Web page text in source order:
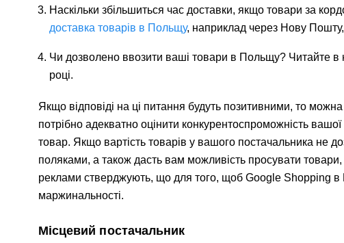
Наскільки збільшиться час доставки, якщо товари за
доставка товарів в Польщу, наприклад через Нову Пошту,
Чи дозволено ввозити ваші товари в Польщу? Читайте в
році.
Якщо відповіді на ці питання будуть позитивними, то
потрібно адекватно оцінити конкурентоспроможність
товар. Якщо вартість товарів у вашого постачальника не
поляками, а також дасть вам можливість просувати
реклами стверджують, що для того, щоб Google Shopping в
маржинальності.
Місцевий постачальник